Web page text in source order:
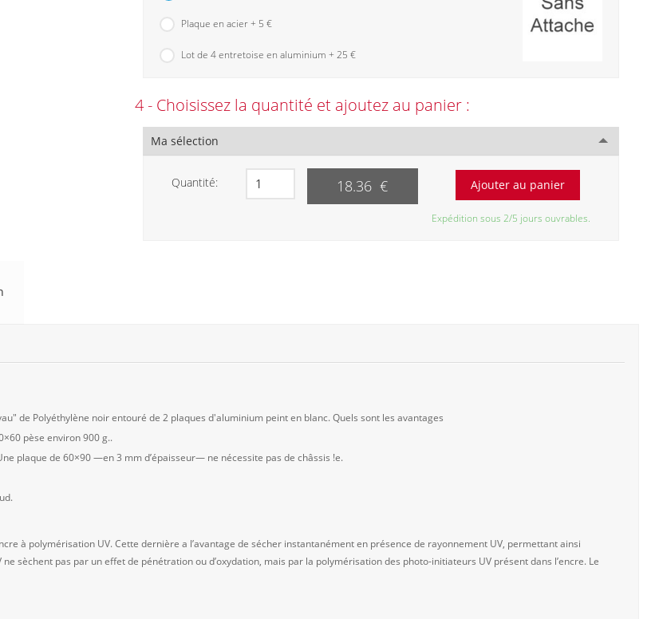
Plaque en acier + 5 €
Lot de 4 entretoise en aluminium + 25 €
4 - Choisissez la quantité et ajoutez au panier :
Ma sélection
Quantité: 18.36 €
Expédition sous 2/5 jours ouvrables.
de Polyéthylène noir entouré de 2 plaques d'aluminium peint en blanc. Quels sont les avantages
pèse environ 900 g..
plaque de 60×90 —en 3 mm d’épaisseur— ne nécessite pas de châssis !e.
à polymérisation UV. Cette dernière a l’avantage de sécher instantanément en présence de rayonnement UV, permettant ainsi
sèchent pas par un effet de pénétration ou d’oxydation, mais par la polymérisation des photo-initiateurs UV présent dans l’encre. Le